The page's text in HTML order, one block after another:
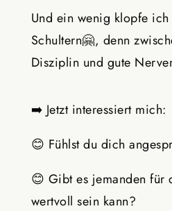
Und ein wenig klopfe
Schultern🤗, denn
Disziplin und gute
➡️ Jetzt interessiert mich:
😊 Fühlst du dich
😊 Gibt es jemanden für
wertvoll sein kann?